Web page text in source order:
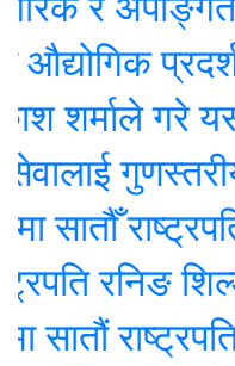
शर्माले गरे
गुणस्तरीय
सातौँ
रनिङ
राष्ट्रपति